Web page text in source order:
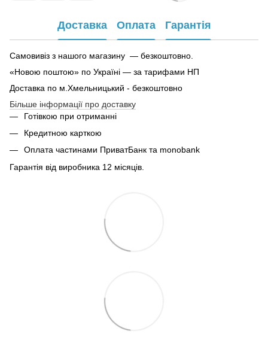
Доставка Оплата Гарантія
Самовивіз з нашого магазину — безкоштовно.
«Новою поштою» по Україні — за тарифами НП
Доставка по м.Хмельницький - безкоштовно
Більше інформації про доставку
Готівкою при отриманні
Кредитною карткою
Оплата частинами ПриватБанк та monobank
Гарантія від виробника 12 місяців.